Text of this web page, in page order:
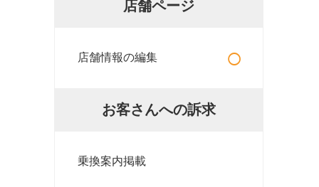
店舗ページ
店舗情報の編集 ○
お客さんへの訴求
乗換案内掲載